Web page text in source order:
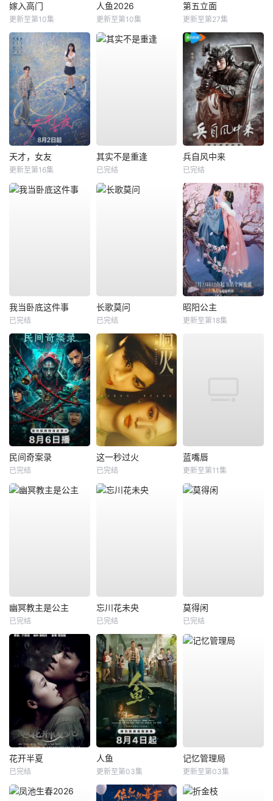
嫁入高门
更新至第10集
人鱼2026
更新至第10集
第五立面
更新至第27集
天才，女友
更新至第16集
其实不是重逢
已完结
兵自风中来
已完结
我当卧底这件事
已完结
长歌莫问
已完结
昭阳公主
更新至第18集
民间奇案录
已完结
这一秒过火
已完结
蓝嘴唇
更新至第11集
幽冥教主是公主
已完结
忘川花未央
已完结
莫得闲
已完结
花开半夏
已完结
人鱼
更新至第03集
记忆管理局
更新至第03集